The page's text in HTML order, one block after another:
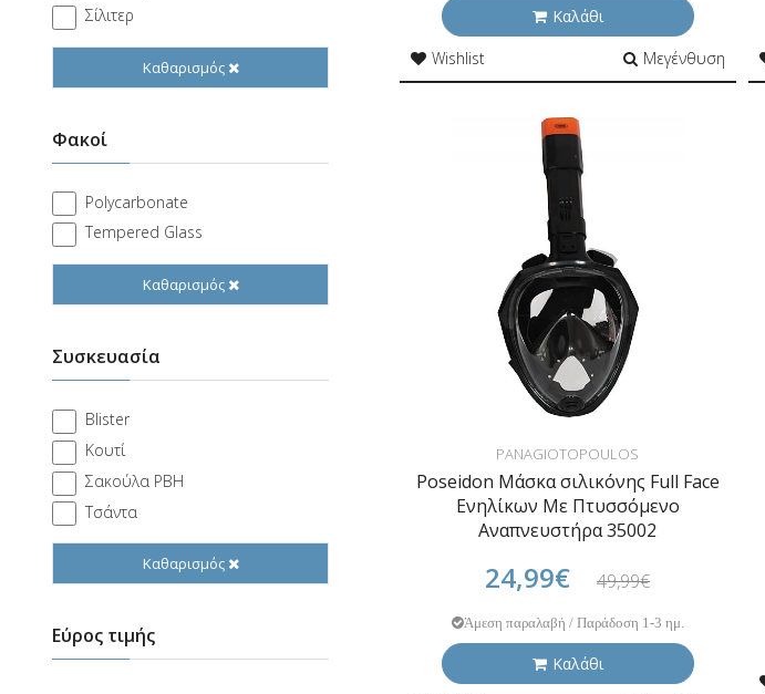
Σίλιτερ
Καθαρισμός
Φακοί
Polycarbonate
Tempered Glass
Καθαρισμός
Συσκευασία
Blister
Κουτί
Σακούλα PBH
Τσάντα
Καθαρισμός
Εύρος τιμής
Καλάθι
Wishlist
Μεγένθυση
PANAGIOTOPOULOS
Poseidon Μάσκα σιλικόνης Full Face
Ενηλίκων Με Πτυσσόμενο
Αναπνευστήρα 35002
24,99€ 49,99€
Άμεση παραλαβή / Παράδοση 1-3 ημ.
Καλάθι